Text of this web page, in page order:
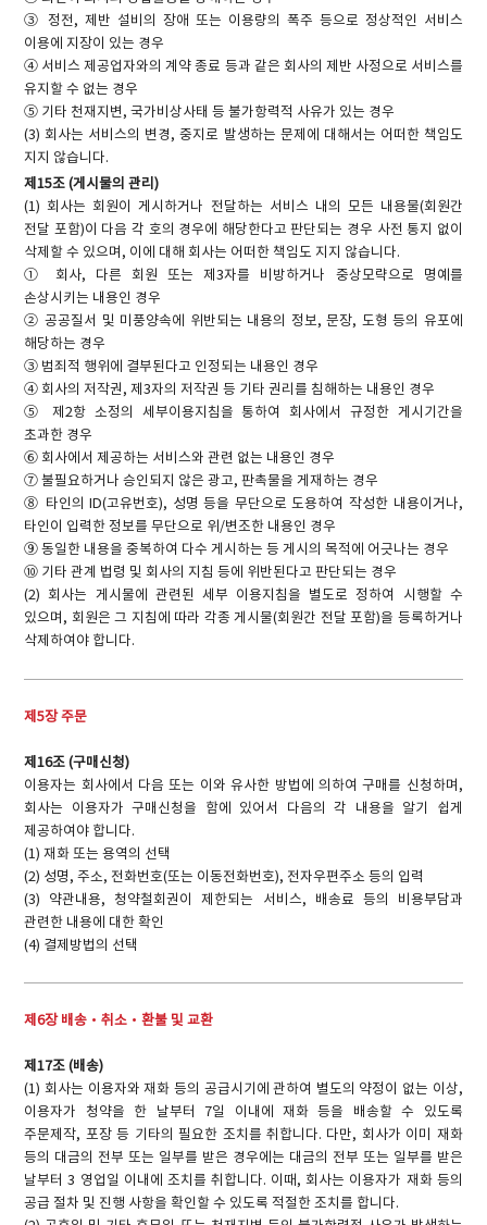
③ 정전, 제반 설비의 장애 또는 이용량의 폭주 등으로 정상적인 서비스
이용에 지장이 있는 경우
④ 서비스 제공업자와의 계약 종료 등과 같은 회사의 제반 사정으로 서비스를
유지할 수 없는 경우
⑤ 기타 천재지변, 국가비상사태 등 불가항력적 사유가 있는 경우
(3) 회사는 서비스의 변경, 중지로 발생하는 문제에 대해서는 어떠한 책임도
지지 않습니다.
제15조 (게시물의 관리)
(1) 회사는 회원이 게시하거나 전달하는 서비스 내의 모든 내용물(회원간
전달 포함)이 다음 각 호의 경우에 해당한다고 판단되는 경우 사전 통지 없이
삭제할 수 있으며, 이에 대해 회사는 어떠한 책임도 지지 않습니다.
① 회사, 다른 회원 또는 제3자를 비방하거나 중상모략으로 명예를
손상시키는 내용인 경우
② 공공질서 및 미풍양속에 위반되는 내용의 정보, 문장, 도형 등의 유포에
해당하는 경우
③ 범죄적 행위에 결부된다고 인정되는 내용인 경우
④ 회사의 저작권, 제3자의 저작권 등 기타 권리를 침해하는 내용인 경우
⑤ 제2항 소정의 세부이용지침을 통하여 회사에서 규정한 게시기간을
초과한 경우
⑥ 회사에서 제공하는 서비스와 관련 없는 내용인 경우
⑦ 불필요하거나 승인되지 않은 광고, 판촉물을 게재하는 경우
⑧ 타인의 ID(고유번호), 성명 등을 무단으로 도용하여 작성한 내용이거나,
타인이 입력한 정보를 무단으로 위/변조한 내용인 경우
⑨ 동일한 내용을 중복하여 다수 게시하는 등 게시의 목적에 어긋나는 경우
⑩ 기타 관계 법령 및 회사의 지침 등에 위반된다고 판단되는 경우
(2) 회사는 게시물에 관련된 세부 이용지침을 별도로 정하여 시행할 수
있으며, 회원은 그 지침에 따라 각종 게시물(회원간 전달 포함)을 등록하거나
삭제하여야 합니다.
제5장 주문
제16조 (구매신청)
이용자는 회사에서 다음 또는 이와 유사한 방법에 의하여 구매를 신청하며,
회사는 이용자가 구매신청을 함에 있어서 다음의 각 내용을 알기 쉽게
제공하여야 합니다.
(1) 재화 또는 용역의 선택
(2) 성명, 주소, 전화번호(또는 이동전화번호), 전자우편주소 등의 입력
(3) 약관내용, 청약철회권이 제한되는 서비스, 배송료 등의 비용부담과
관련한 내용에 대한 확인
(4) 결제방법의 선택
제6장 배송·취소·환불 및 교환
제17조 (배송)
(1) 회사는 이용자와 재화 등의 공급시기에 관하여 별도의 약정이 없는 이상,
이용자가 청약을 한 날부터 7일 이내에 재화 등을 배송할 수 있도록
주문제작, 포장 등 기타의 필요한 조치를 취합니다. 다만, 회사가 이미 재화
등의 대금의 전부 또는 일부를 받은 경우에는 대금의 전부 또는 일부를 받은
날부터 3 영업일 이내에 조치를 취합니다. 이때, 회사는 이용자가 재화 등의
공급 절차 및 진행 사항을 확인할 수 있도록 적절한 조치를 합니다.